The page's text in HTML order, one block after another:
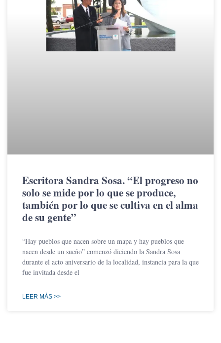
Escritora Sandra Sosa. “El progreso no
solo se mide por lo que se produce,
también por lo que se cultiva en el alma
de su gente”
“Hay pueblos que nacen sobre un mapa y hay pueblos que
nacen desde un sueño” comenzó diciendo la Sandra Sosa
durante el acto aniversario de la localidad, instancia para la que
fue invitada desde el
LEER MÁS >>